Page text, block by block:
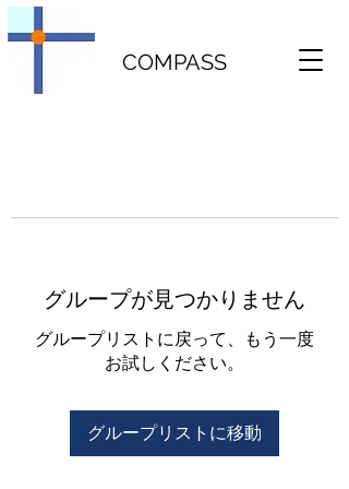
COMPASS
グループが見つかりません
グループリストに戻って、もう一度
お試しください。
グループリストに移動